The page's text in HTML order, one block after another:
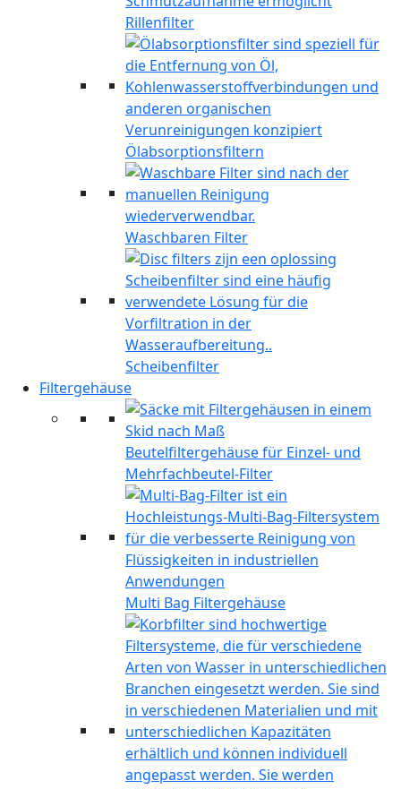
Rillenfilter
Ölabsorptionsfiltern
Waschbaren Filter
Scheibenfilter
Filtergehäuse
Beutelfiltergehäuse für Einzel- und
Mehrfachbeutel-Filter
Multi Bag Filtergehäuse